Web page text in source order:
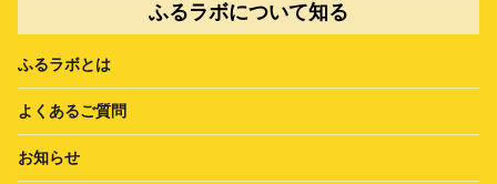
ふるラボについて知る
ふるラボとは
よくあるご質問
お知らせ